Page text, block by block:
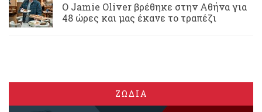
Ο Jamie Oliver βρέθηκε στην Αθήνα για
48 ώρες και μας έκανε το τραπέζι
ΖΩΔΙΑ